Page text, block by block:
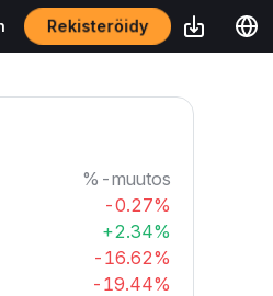
Rekisteröidy
%-muutos
-0.27%
+2.34%
-16.62%
-19.44%